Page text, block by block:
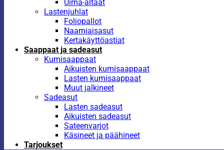
Uima-altaat
Lastenjuhlat
Foliopallot
Naamiaisasut
Kertakäyttöastiat
Saappaat ja sadeasut
Kumisaappaat
Aikuisten kumisaappaat
Lasten kumisaappaat
Muut jalkineet
Sadeasut
Lasten sadeasut
Aikuisten sadeasut
Sateenvarjot
Käsineet ja päähineet
Tarjoukset